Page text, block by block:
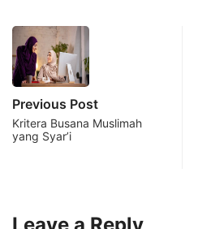
Previous Post
Kritera Busana Muslimah
yang Syar’i